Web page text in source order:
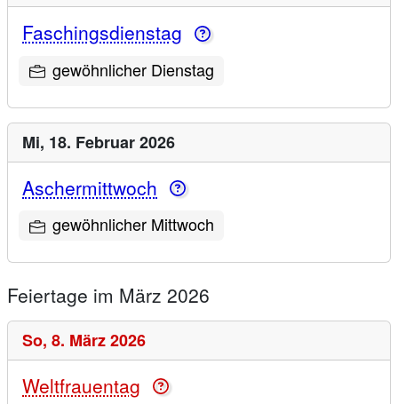
Faschingsdienstag
gewöhnlicher Dienstag
Mi, 18. Februar 2026
Aschermittwoch
gewöhnlicher Mittwoch
Feiertage im März 2026
So, 8. März 2026
Weltfrauentag